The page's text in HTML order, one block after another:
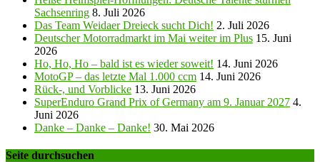
Sachsenring 8. Juli 2026
Das Team Weidaer Dreieck sucht Dich! 2. Juli 2026
Deutscher Motorradmarkt im Mai weiter im Plus 15. Juni
2026
Ho, Ho, Ho – bald ist es wieder soweit! 14. Juni 2026
MotoGP – das letzte Mal 1.000 ccm 14. Juni 2026
Rück-, und Vorblicke 13. Juni 2026
SuperEnduro Grand Prix of Germany am 9. Januar 2027 4.
Juni 2026
Danke – Danke – Danke! 30. Mai 2026
Seite durchsuchen